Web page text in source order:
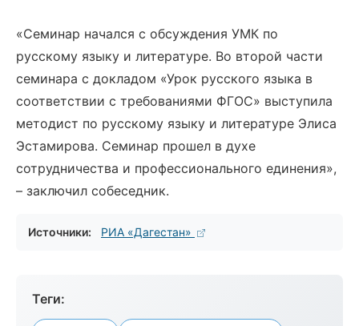
«Семинар начался с обсуждения УМК по
русскому языку и литературе. Во второй части
семинара с докладом «Урок русского языка в
соответствии с требованиями ФГОС» выступила
методист по русскому языку и литературе Элиса
Эстамирова. Семинар прошел в духе
сотрудничества и профессионального единения»,
– заключил собеседник.
Источники: РИА «Дагестан»
Теги: